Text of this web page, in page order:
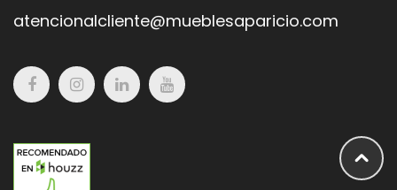
atencionalcliente@mueblesaparicio.com